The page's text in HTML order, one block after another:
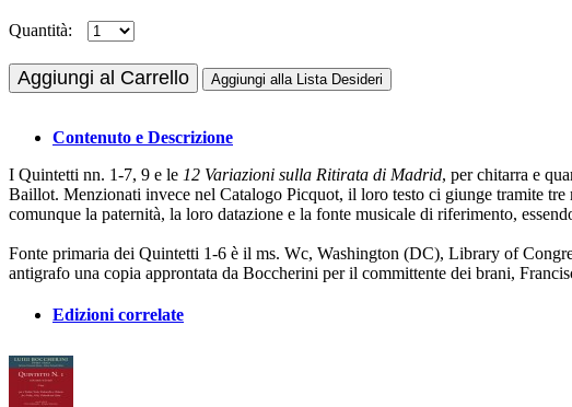
Quantità:
Aggiungi al Carrello Aggiungi alla Lista Desideri
Contenuto e Descrizione
I Quintetti nn. 1-7, 9 e le 12 Variazioni sulla Ritirata di Madrid, per chitarra e
Baillot. Menzionati invece nel Catalogo Picquot, il loro testo ci giunge tramite
comunque la paternità, la loro datazione e la fonte musicale di riferimento,
Fonte primaria dei Quintetti 1-6 è il ms. Wc, Washington (DC), Library of
antigrafo una copia approntata da Boccherini per il committente dei brani,
Edizioni correlate